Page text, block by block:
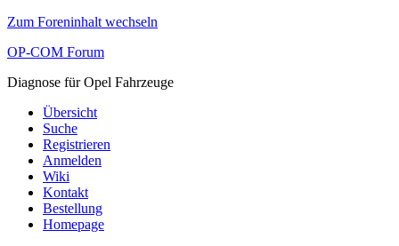
Zum Foreninhalt wechseln
OP-COM Forum
Diagnose für Opel Fahrzeuge
Übersicht
Suche
Registrieren
Anmelden
Wiki
Kontakt
Bestellung
Homepage